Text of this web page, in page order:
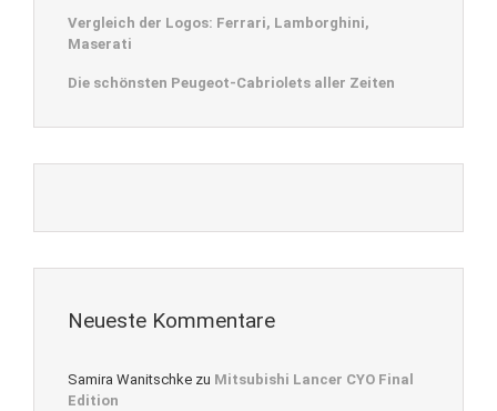
Vergleich der Logos: Ferrari, Lamborghini,
Maserati
Die schönsten Peugeot-Cabriolets aller Zeiten
Neueste Kommentare
Samira Wanitschke zu Mitsubishi Lancer CYO Final
Edition